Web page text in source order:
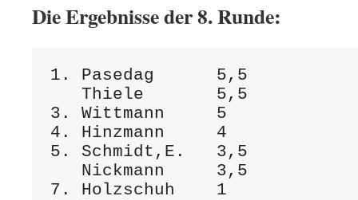
Die Ergebnisse der 8. Runde:
1. Pasedag      5,5
   Thiele       5,5
3. Wittmann     5
4. Hinzmann     4
5. Schmidt,E.   3,5
   Nickmann     3,5
7. Holzschuh    1